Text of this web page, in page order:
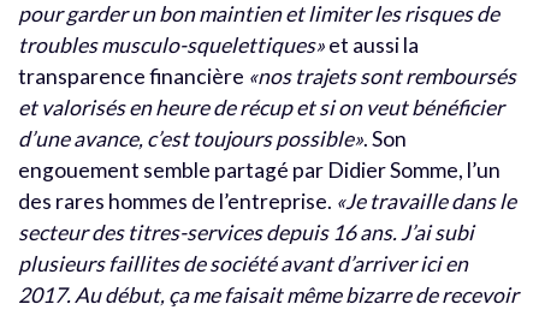
pour garder un bon maintien et limiter les risques de
troubles musculo-squelettiques»et aussi la
transparence financière «nos trajets sont remboursés
et valorisés en heure de récup et si on veut bénéficier
d’une avance, c’est toujours possible». Son
engouement semble partagé par Didier Somme, l’un
des rares hommes de l’entreprise. «Je travaille dans le
secteur des titres-services depuis 16 ans. J’ai subi
plusieurs faillites de société avant d’arriver ici en
2017. Au début, ça me faisait même bizarre de recevoir